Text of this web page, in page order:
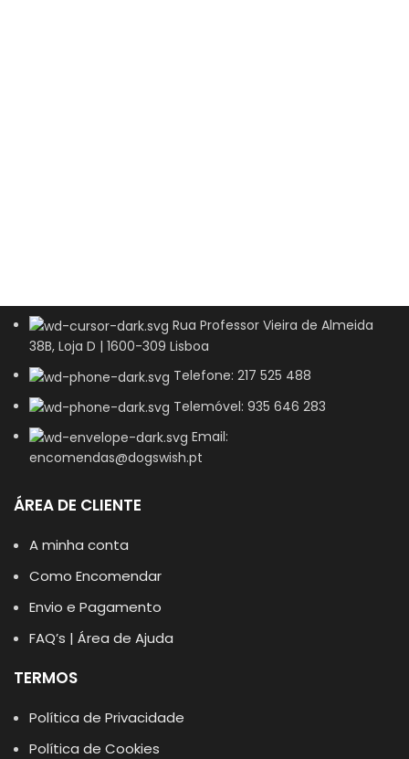
Rua Professor Vieira de Almeida
38B, Loja D | 1600-309 Lisboa
Telefone: 217 525 488
Telemóvel: 935 646 283
Email:
encomendas@dogswish.pt
ÁREA DE CLIENTE
A minha conta
Como Encomendar
Envio e Pagamento
FAQ’s | Área de Ajuda
TERMOS
Política de Privacidade
Política de Cookies